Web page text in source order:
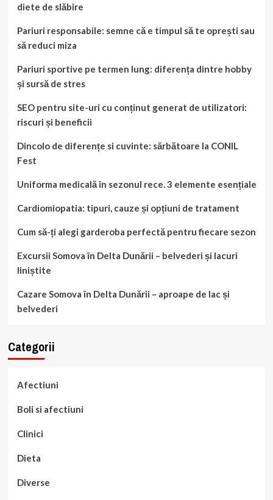
diete de slăbire
Pariuri responsabile: semne că e timpul să te oprești sau
să reduci miza
Pariuri sportive pe termen lung: diferența dintre hobby
și sursă de stres
SEO pentru site-uri cu conținut generat de utilizatori:
riscuri și beneficii
Dincolo de diferențe si cuvinte: sărbătoare la CONIL
Fest
Uniforma medicală în sezonul rece. 3 elemente esențiale
Cardiomiopatia: tipuri, cauze și opțiuni de tratament
Cum să-ți alegi garderoba perfectă pentru fiecare sezon
Excursii Somova în Delta Dunării – belvederi și lacuri
liniștite
Cazare Somova în Delta Dunării – aproape de lac și
belvederi
Categorii
Afectiuni
Boli si afectiuni
Clinici
Dieta
Diverse